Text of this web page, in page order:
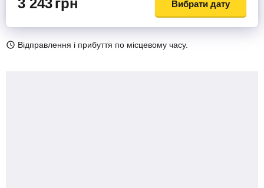
Вибрати дату
Відправлення і прибуття по місцевому часу.